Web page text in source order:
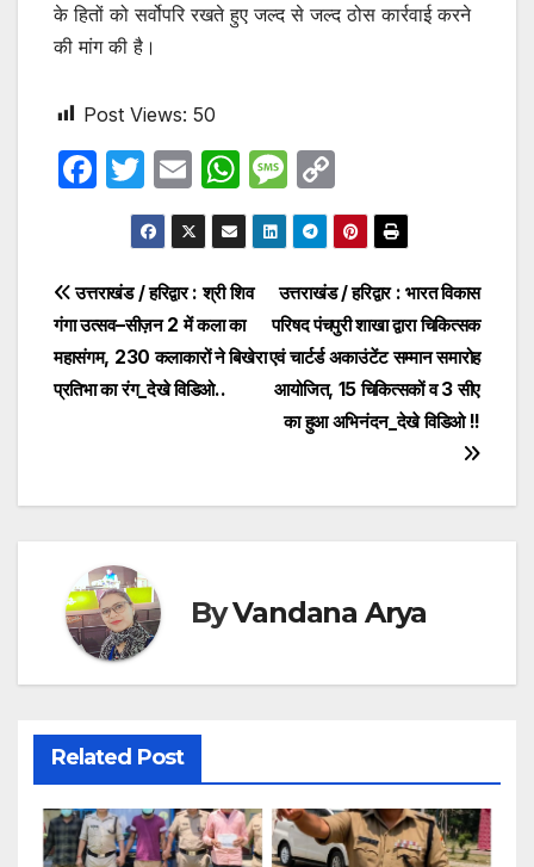
के हितों को सर्वोपरि रखते हुए जल्द से जल्द ठोस कार्रवाई करने
की मांग की है।
Post Views: 50
F
e
b
o
o
T
w
itt
er
E
m
ail
W
h
at
s
A
p
M
e
s
s
a
g
e
o
p
y
Li
n
k
Post
navigation
उत्तराखंड / हरिद्वार : भारत विकास
परिषद पंचपुरी शाखा द्वारा चिकित्सक
एवं चार्टर्ड अकाउंटेंट सम्मान समारोह
आयोजित, 15 चिकित्सकों व 3 सीए
का हुआ अभिनंदन_देखे विडिओ !!
उत्तराखंड / हरिद्वार : श्री शिव
गंगा उत्सव–सीज़न 2 में कला का
महासंगम, 230 कलाकारों ने बिखेरा
प्रतिभा का रंग_देखे विडिओ..
ByVandana Arya
Related Post